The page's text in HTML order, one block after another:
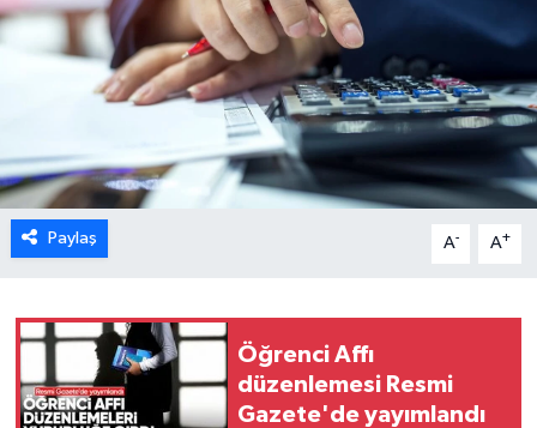
Paylaş A- A+
Öğrenci Affı
düzenlemesi Resmi
Gazete'de yayımlandı
Ulusal